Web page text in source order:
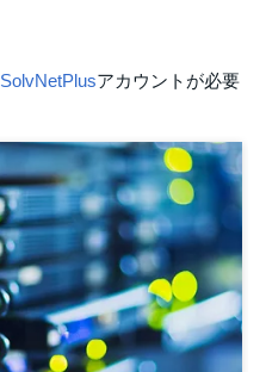
SolvNetPlusアカウントが必要